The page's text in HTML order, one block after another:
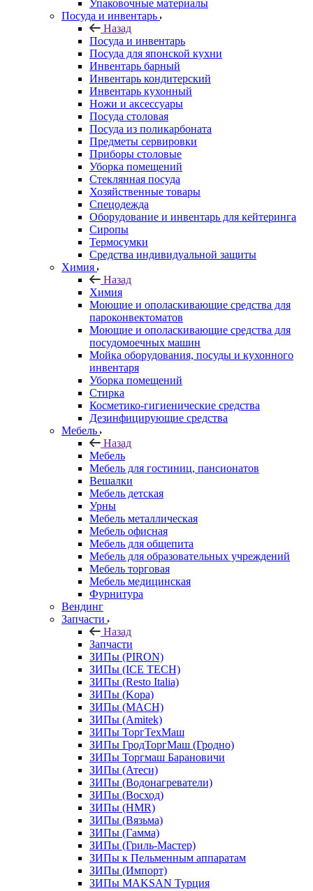
Упаковочные материалы
Посуда и инвентарь
Назад
Посуда и инвентарь
Посуда для японской кухни
Инвентарь барный
Инвентарь кондитерский
Инвентарь кухонный
Ножи и аксессуары
Посуда столовая
Посуда из поликарбоната
Предметы сервировки
Приборы столовые
Уборка помещений
Стеклянная посуда
Хозяйственные товары
Спецодежда
Оборудование и инвентарь для кейтеринга
Сиропы
Термосумки
Средства индивидуальной защиты
Химия
Назад
Химия
Моющие и ополаскивающие средства для
пароконвектоматов
Моющие и ополаскивающие средства для
посудомоечных машин
Мойка оборудования, посуды и кухонного
инвентаря
Уборка помещений
Стирка
Косметико-гигиенические средства
Дезинфицирующие средства
Мебель
Назад
Мебель
Мебель для гостиниц, пансионатов
Вешалки
Мебель детская
Урны
Мебель металлическая
Мебель офисная
Мебель для общепита
Мебель для образовательных учреждений
Мебель торговая
Мебель медицинская
Фурнитура
Вендинг
Запчасти
Назад
Запчасти
ЗИПы (PIRON)
ЗИПы (ICE TECH)
ЗИПы (Resto Italia)
ЗИПы (Kopa)
ЗИПы (MACH)
ЗИПы (Amitek)
ЗИПы ТоргТехМаш
ЗИПы ГродТоргМаш (Гродно)
ЗИПы Торгмаш Барановичи
ЗИПы (Атеси)
ЗИПы (Водонагреватели)
ЗИПы (Восход)
ЗИПы (HMR)
ЗИПы (Вязьма)
ЗИПы (Гамма)
ЗИПы (Гриль-Мастер)
ЗИПы к Пельменным аппаратам
ЗИПы (Импорт)
ЗИПы MAKSAN Турция